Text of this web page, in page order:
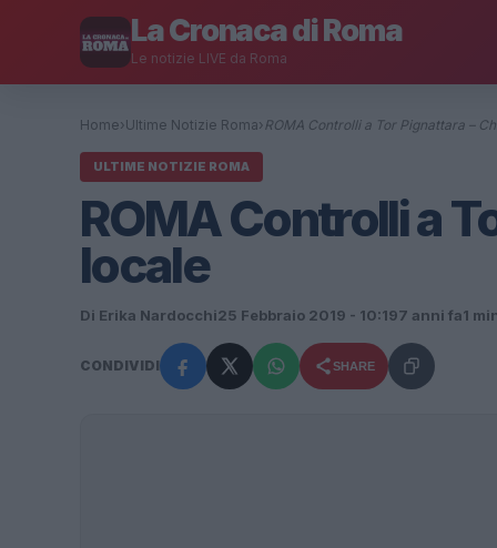
La Cronaca di Roma
Le notizie LIVE da Roma
Home› Ultime Notizie Roma› ROMA Controlli a Tor Pignattara –
ULTIME NOTIZIE ROMA
ROMA Controlli a
locale
Di Erika Nardocchi25 Febbraio 2019 - 10:197 anni fa1
CONDIVIDI SHARE